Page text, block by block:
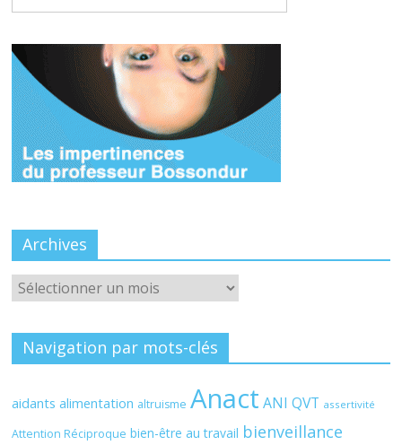
Archives
Archives
Navigation par mots-clés
aidants alimentation altruisme Anact ANI QVT assertivité
Attention Réciproque bien-être au travail bienveillance